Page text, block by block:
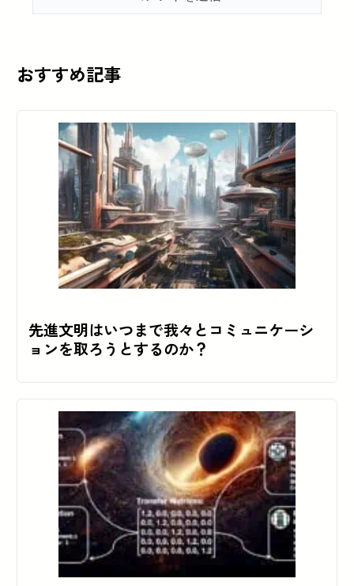
おすすめ記事
先進文明はいつまで我々とコミュニケーシ
ョンを取ろうとするのか？